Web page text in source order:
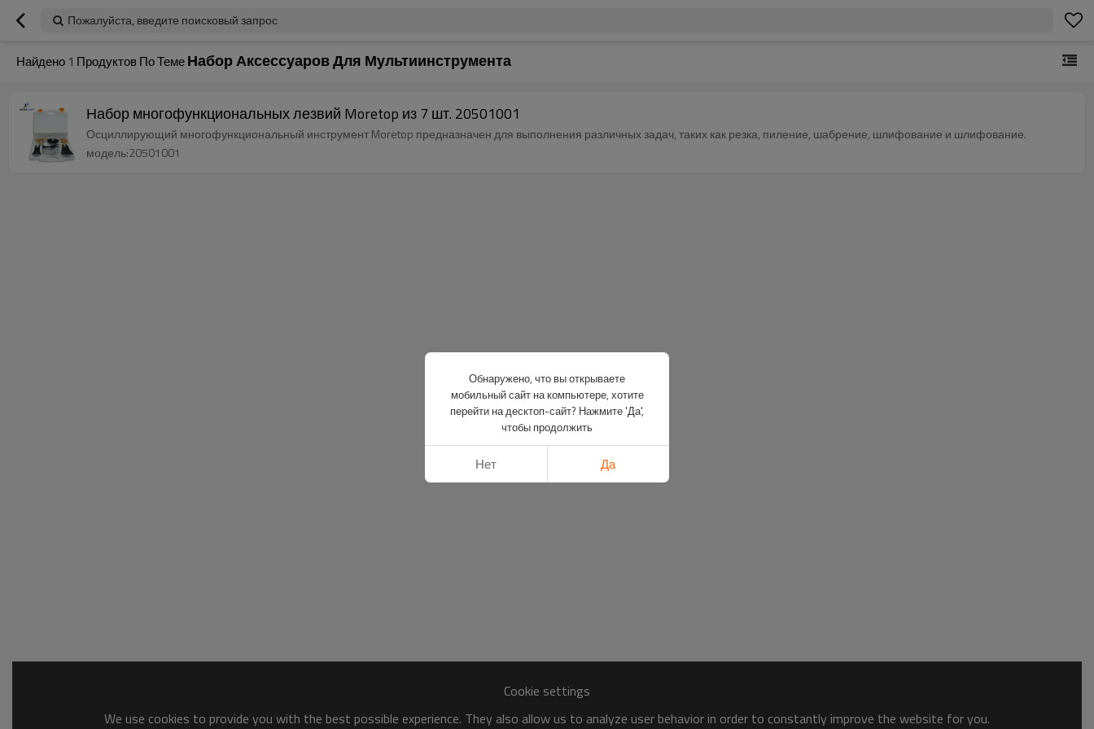
Пожалуйста, введите поисковый запрос
Найдено 1 Продуктов По ТемеНабор Аксессуаров Для Мультиинструмента
Набор многофункциональных лезвий Moretop из 7 шт. 20501001
Осциллирующий многофункциональный инструмент Moretop предназначен для выполнения различных задач, таких как резка, пиление, шабрение, шлифование и шлифование.
модель:20501001
Cookie settings
We use cookies to provide you with the best possible experience. They also allow us to analyze user behavior in order to constantly improve the website for you.
Обнаружено, что вы открываете
мобильный сайт на компьютере, хотите
перейти на десктоп-сайт? Нажмите 'Да',
чтобы продолжить
Нет Да